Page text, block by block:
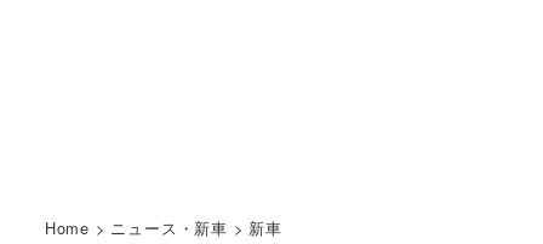
Home > ニュース・新車 > 新車